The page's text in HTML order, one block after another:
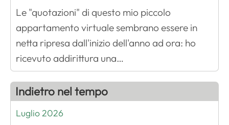
Le "quotazioni" di questo mio piccolo
appartamento virtuale sembrano essere in
netta ripresa dall'inizio dell'anno ad ora: ho
ricevuto addirittura una…
Indietro nel tempo
Luglio 2026